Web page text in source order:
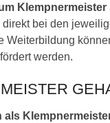
Klempnermeister
bei den
Weiterbildung
werden.
als